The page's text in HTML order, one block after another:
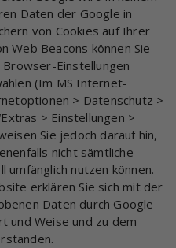
Daten der Google in
von Cookies auf Ihrer
Web Beacons können Sie
Einstellungen
(Im MS Internet-
> Datenschutz >
> Einstellungen >
Sie jedoch darauf hin,
nicht sämtliche
umfänglich nutzen können.
erklären Sie sich mit der
Daten durch Google
und Weise und zu dem